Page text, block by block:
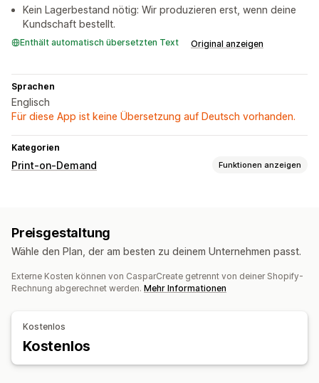
Kein Lagerbestand nötig: Wir produzieren erst, wenn deine
Kundschaft bestellt.
Enthält automatisch übersetzten Text Original anzeigen
Sprachen
Englisch
Für diese App ist keine Übersetzung auf Deutsch vorhanden.
Kategorien
Print-on-Demand Funktionen anzeigen
Designtools
Mockup-Generator
Allover-Print Handtaschen Decken Bekleidung Stickerei
Versandoptionen
Massenversand
Nachverfolgung von Bestellungen
Preisgestaltung
Wähle den Plan, der am besten zu deinem Unternehmen passt.
Externe Kosten können von CasparCreate getrennt von deiner Shopify-
Rechnung abgerechnet werden. Mehr Informationen
Kostenlos
Kostenlos